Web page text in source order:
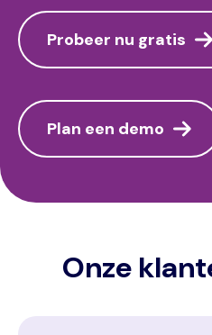
Probeer nu gratis
Plan een demo
Onze